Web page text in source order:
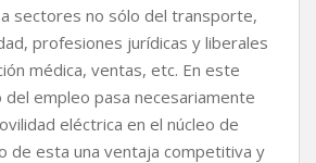
sectores no sólo del transporte,
profesiones jurídicas y liberales
médica, ventas, etc. En este
empleo pasa necesariamente
eléctrica en el núcleo de
de esta una ventaja competitiva y